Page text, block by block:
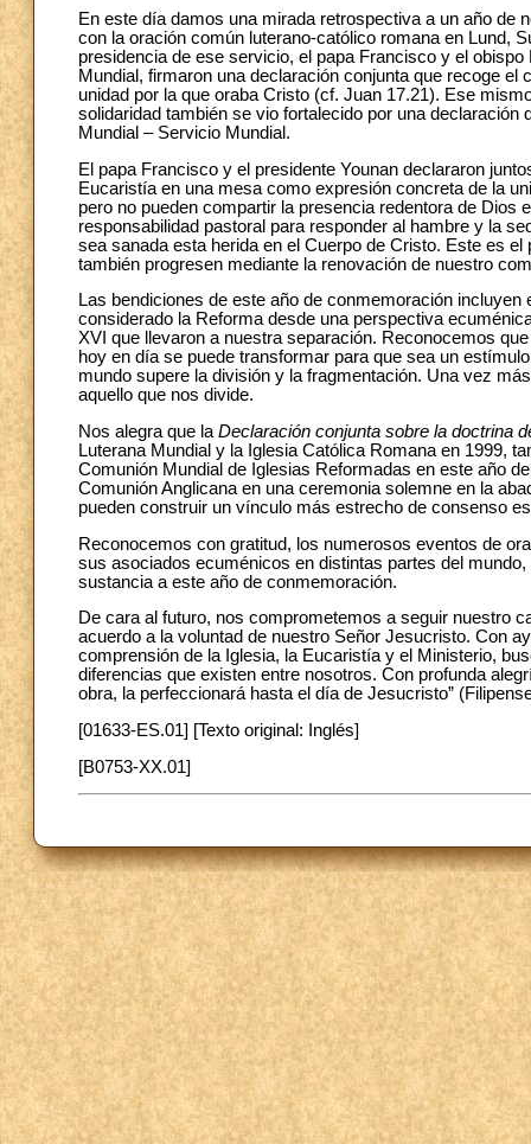
En este día damos una mirada retrospectiva a un año de
con la oración común luterano-católico romana en Lund,
presidencia de ese servicio, el papa Francisco y el
Mundial, firmaron una declaración conjunta que recoge
unidad por la que oraba Cristo (cf. Juan 17.21). Ese
solidaridad también se vio fortalecido por una
Mundial – Servicio Mundial.
El papa Francisco y el presidente Younan declararon
Eucaristía en una mesa como expresión concreta de la
pero no pueden compartir la presencia redentora de
responsabilidad pastoral para responder al hambre y la
sea sanada esta herida en el Cuerpo de Cristo. Este es
también progresen mediante la renovación de nuestro
Las bendiciones de este año de conmemoración
considerado la Reforma desde una perspectiva
XVI que llevaron a nuestra separación. Reconocemos
hoy en día se puede transformar para que sea un
mundo supere la división y la fragmentación. Una vez
aquello que nos divide.
Nos alegra que la Declaración conjunta sobre la doctrina
Luterana Mundial y la Iglesia Católica Romana en 1999,
Comunión Mundial de Iglesias Reformadas en este año
Comunión Anglicana en una ceremonia solemne en la
pueden construir un vínculo más estrecho de consenso
Reconocemos con gratitud, los numerosos eventos de
sus asociados ecuménicos en distintas partes del
sustancia a este año de conmemoración.
De cara al futuro, nos comprometemos a seguir nuestro
acuerdo a la voluntad de nuestro Señor Jesucristo. Con
comprensión de la Iglesia, la Eucaristía y el Ministerio,
diferencias que existen entre nosotros. Con profunda
obra, la perfeccionará hasta el día de Jesucristo”
[01633-ES.01] [Texto original: Inglés]
[B0753-XX.01]